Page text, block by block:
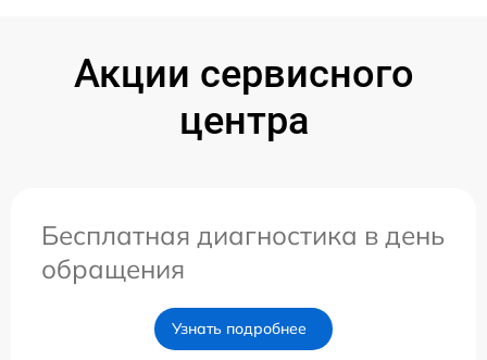
Акции сервисного
центра
Бесплатная диагностика в день
обращения
Узнать подробнее